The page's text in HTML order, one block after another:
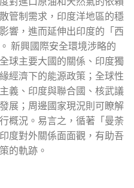
管制需求，印度洋地區的穩
響，進而延伸出印度的「西
新興國際安全環境涉略的
球主要大國的關係、印度獨
經濟下的能源政策；全球性
義、印度與聯合國、核武議
展；周邊國家現況則可瞭解
概況。易言之，循著「曼荼
度對外關係面面觀，有助吾
的軌跡。